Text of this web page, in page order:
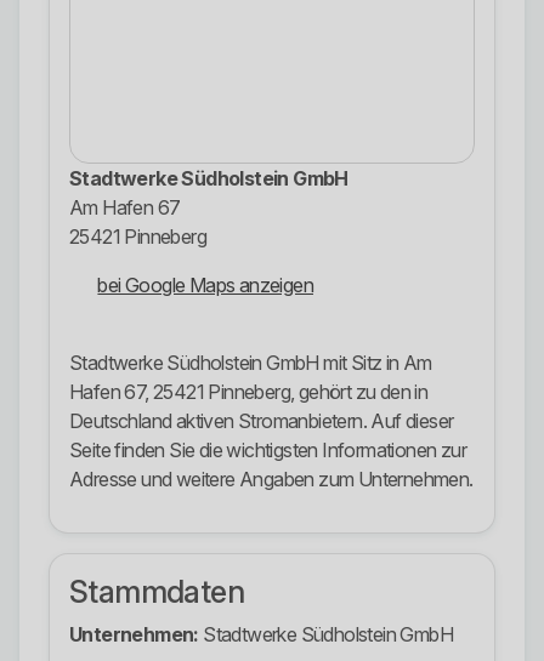
Stadtwerke Südholstein GmbH
Am Hafen 67
25421 Pinneberg
bei Google Maps anzeigen
Stadtwerke Südholstein GmbH mit Sitz in Am
Hafen 67, 25421 Pinneberg, gehört zu den in
Deutschland aktiven Stromanbietern. Auf dieser
Seite finden Sie die wichtigsten Informationen zur
Adresse und weitere Angaben zum Unternehmen.
Stammdaten
Unternehmen: Stadtwerke Südholstein GmbH